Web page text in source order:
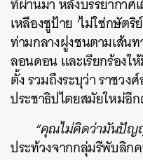
เหลืองชูป้าย ‘ไม่ใช่กษัต
ท่ามกลางฝูงชนตามเส้น
ลอนดอน และเรียกร้องใ
ตั้ง รวมถึงระบุว่า ราชว
ประชาธิปไตยสมัยใหม่อี
“คุณไม่คิดว่ามันปัญ
ประท้วงจากกลุ่มรีพับลิก